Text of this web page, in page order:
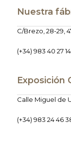
Nuestra
C/Brezo, 28-29,
(+34) 983 40 27 14
Exposición
Calle Miguel de
(+34) 983 24 46